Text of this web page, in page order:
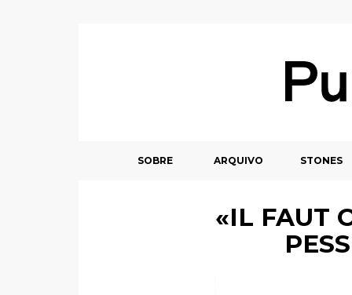
SOBRE ARQUIVO STONES
«IL FAUT